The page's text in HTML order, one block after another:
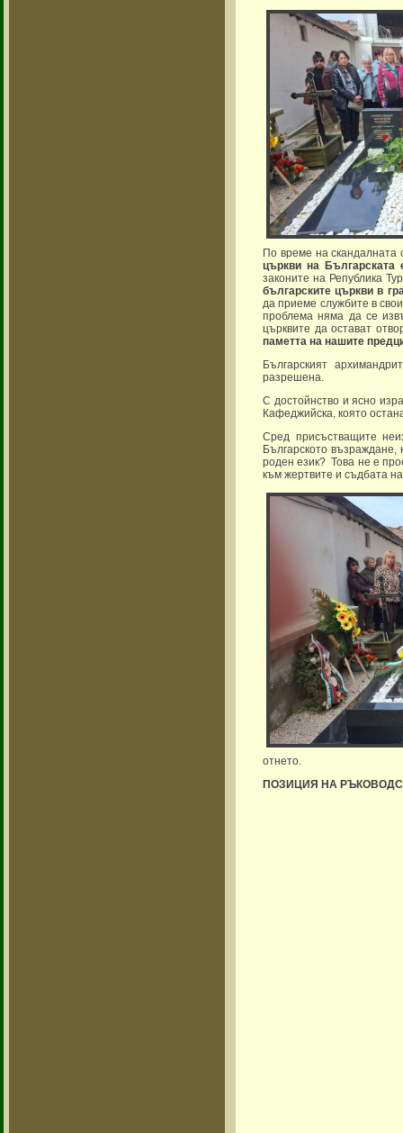
По време на скандалната
църкви на Българската
законите на Република
българските църкви в
да приеме службите в
проблема няма да се
църквите да остават
паметта на нашите
Българският
разрешена.
С достойнство и ясно
Кафеджийска, която
Сред присъстващите
Българското
роден език? Това не е
към жертвите и съдбата
отнето.
ПОЗИЦИЯ НА